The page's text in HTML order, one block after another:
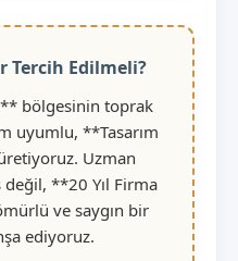
Tercih Edilmeli?
bölgesinin toprak
uyumlu, **Tasarım
Uzman
değil, **20 Yıl Firma
ve saygın bir
ediyoruz.